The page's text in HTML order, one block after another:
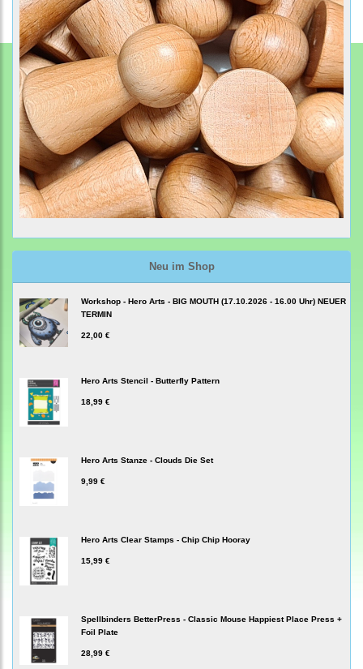
Neu im Shop
Workshop - Hero Arts - BIG MOUTH (17.10.2026 - 16.00 Uhr) NEUER
TERMIN
22,00 €
Hero Arts Stencil - Butterfly Pattern
18,99 €
Hero Arts Stanze - Clouds Die Set
9,99 €
Hero Arts Clear Stamps - Chip Chip Hooray
15,99 €
Spellbinders BetterPress - Classic Mouse Happiest Place Press +
Foil Plate
28,99 €